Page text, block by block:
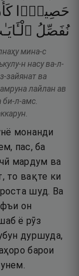
حَصِيدًۭا
نُفَصِّلُ
мина-с
н насу ва-л-
зайянат ва
лайлан ав
би-л-амс.
монанди
пас, ба
мардум ва
то вақте ки
шуд. Ва
он
ё рӯз
дуршуда,
барои